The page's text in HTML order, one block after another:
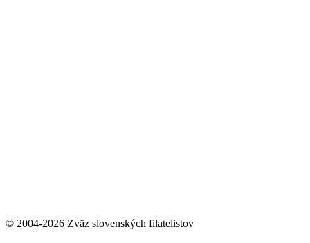
© 2004-2026 Zväz slovenských filatelistov